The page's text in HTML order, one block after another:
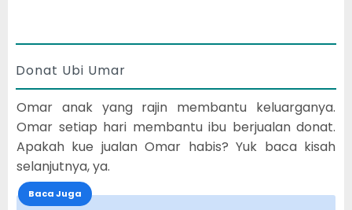
Donat Ubi Umar
Omar anak yang rajin membantu keluarganya.
Omar setiap hari membantu ibu berjualan donat.
Apakah kue jualan Omar habis? Yuk baca kisah
selanjutnya, ya.
Baca Juga